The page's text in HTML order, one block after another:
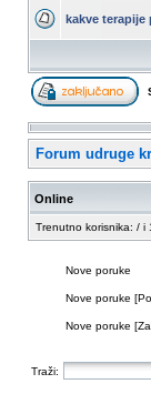
kakve terapije
Forum udruge
Online
Trenutno korisnika: / i
Nove poruke
Nove poruke
Nove poruke
Traži: